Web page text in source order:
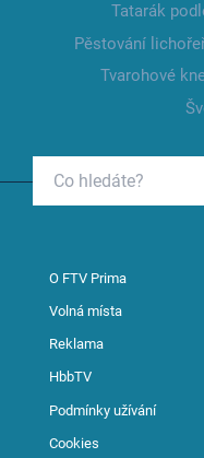
Tatarák
Pěstování
Tvarohové
O FTV Prima
Volná místa
Reklama
HbbTV
Podmínky užívání
Cookies